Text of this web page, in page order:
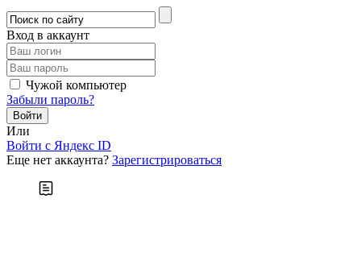
Вход в аккаунт
Чужой компьютер
Забыли пароль?
Или
Войти c Яндекс ID
Еще нет аккаунта? Зарегистрироваться